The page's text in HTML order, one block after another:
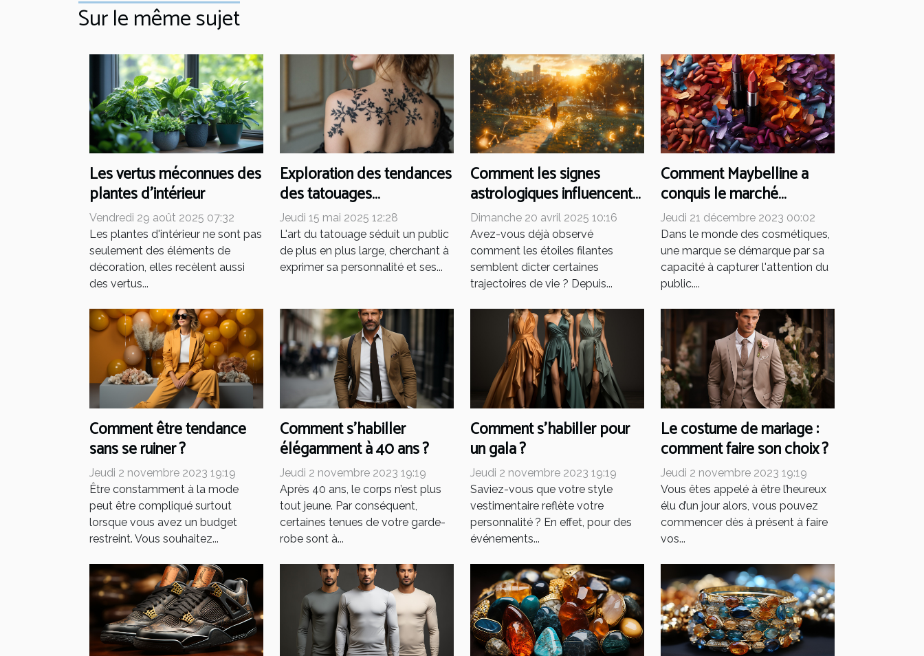
Sur le même sujet
Les vertus méconnues des
plantes d'intérieur
Vendredi 29 août 2025 07:32
Les plantes d'intérieur ne sont pas
seulement des éléments de
décoration, elles recèlent aussi
des vertus...
Exploration des tendances
des tatouages
minimalistes pour femmes
Jeudi 15 mai 2025 12:28
L'art du tatouage séduit un public
de plus en plus large, cherchant à
exprimer sa personnalité et ses...
Comment les signes
astrologiques influencent
nos choix de vie
amoureuse et
professionnelle
Dimanche 20 avril 2025 10:16
Avez-vous déjà observé
comment les étoiles filantes
semblent dicter certaines
trajectoires de vie ? Depuis...
Comment Maybelline a
conquis le marché
cosmétique mondial
Jeudi 21 décembre 2023 00:02
Dans le monde des cosmétiques,
une marque se démarque par sa
capacité à capturer l'attention du
public....
Comment être tendance
sans se ruiner ?
Jeudi 2 novembre 2023 19:19
Être constamment à la mode
peut être compliqué surtout
lorsque vous avez un budget
restreint. Vous souhaitez...
Comment s’habiller
élégamment à 40 ans ?
Jeudi 2 novembre 2023 19:19
Après 40 ans, le corps n’est plus
tout jeune. Par conséquent,
certaines tenues de votre garde-
robe sont à...
Comment s’habiller pour
un gala ?
Jeudi 2 novembre 2023 19:19
Saviez-vous que votre style
vestimentaire reflète votre
personnalité ? En effet, pour des
événements...
Le costume de mariage :
comment faire son choix ?
Jeudi 2 novembre 2023 19:19
Vous êtes appelé à être l’heureux
élu d’un jour alors, vous pouvez
commencer dès à présent à faire
vos...